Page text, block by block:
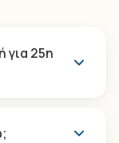
για 25η